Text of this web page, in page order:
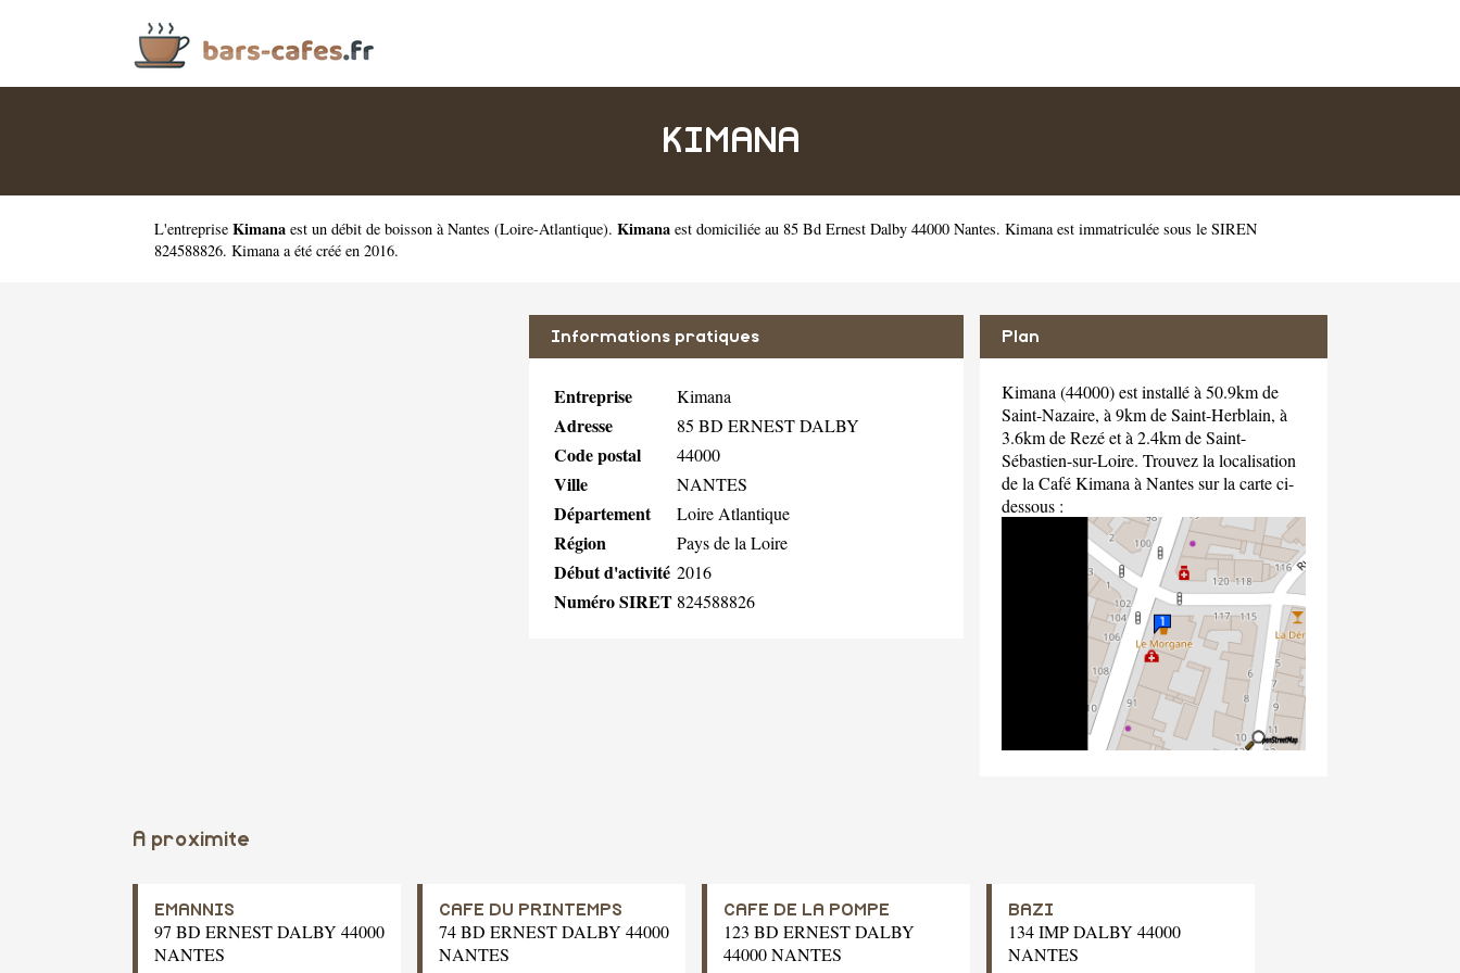
KIMANA
L'entreprise Kimana est un débit de boisson à Nantes (Loire-Atlantique). Kimana est domiciliée au 85 Bd Ernest Dalby 44000 Nantes. Kimana est immatriculée sous le SIREN
824588826. Kimana a été créé en 2016.
Informations pratiques
Entreprise Kimana
Adresse 85 BD ERNEST DALBY
Code postal 44000
Ville NANTES
Département Loire Atlantique
Région Pays de la Loire
Début d'activité 2016
Numéro SIRET 824588826
Plan
Kimana (44000) est installé à 50.9km de
Saint-Nazaire, à 9km de Saint-Herblain, à
3.6km de Rezé et à 2.4km de Saint-
Sébastien-sur-Loire. Trouvez la localisation
de la Café Kimana à Nantes sur la carte ci-
dessous :
A proximite
EMANNIS
97 BD ERNEST DALBY 44000
NANTES
CAFE DU PRINTEMPS
74 BD ERNEST DALBY 44000
NANTES
CAFE DE LA POMPE
123 BD ERNEST DALBY
44000 NANTES
BAZI
134 IMP DALBY 44000
NANTES